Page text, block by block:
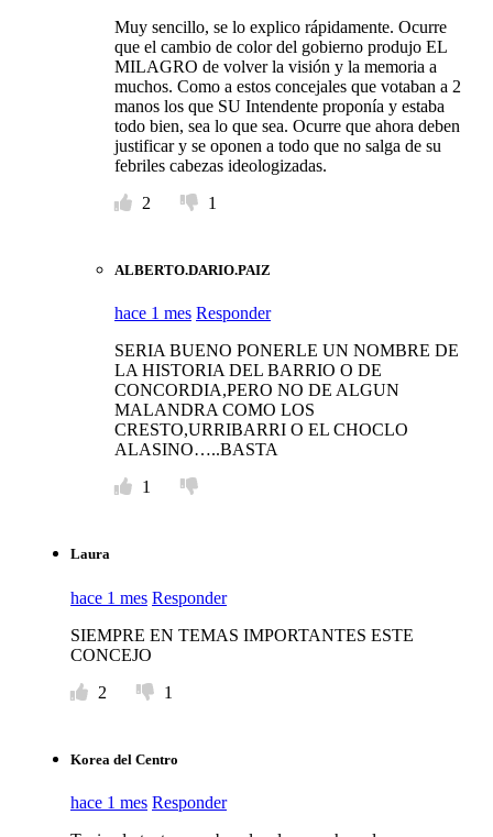
Muy sencillo, se lo explico rápidamente. Ocurre
que el cambio de color del gobierno produjo EL
MILAGRO de volver la visión y la memoria a
muchos. Como a estos concejales que votaban a 2
manos los que SU Intendente proponía y estaba
todo bien, sea lo que sea. Ocurre que ahora deben
justificar y se oponen a todo que no salga de su
febriles cabezas ideologizadas.
2
1
ALBERTO.DARIO.PAIZ
hace 1 mes Responder
SERIA BUENO PONERLE UN NOMBRE DE
LA HISTORIA DEL BARRIO O DE
CONCORDIA,PERO NO DE ALGUN
MALANDRA COMO LOS
CRESTO,URRIBARRI O EL CHOCLO
ALASINO…..BASTA
1
Laura
hace 1 mes Responder
SIEMPRE EN TEMAS IMPORTANTES ESTE
CONCEJO
2
1
Korea del Centro
hace 1 mes Responder